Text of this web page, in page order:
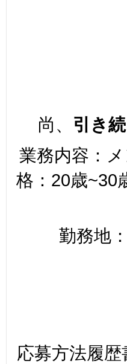
尚、 引き
業務内容：
格：20歳~30
勤務地
応募方法履